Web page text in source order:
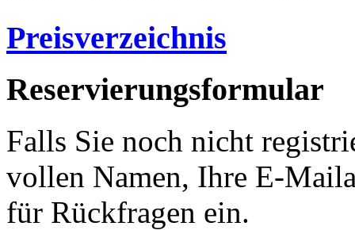
Preisverzeichnis
Reservierungsformular
Falls Sie noch nicht
vollen Namen, Ihre E-
für Rückfragen ein.